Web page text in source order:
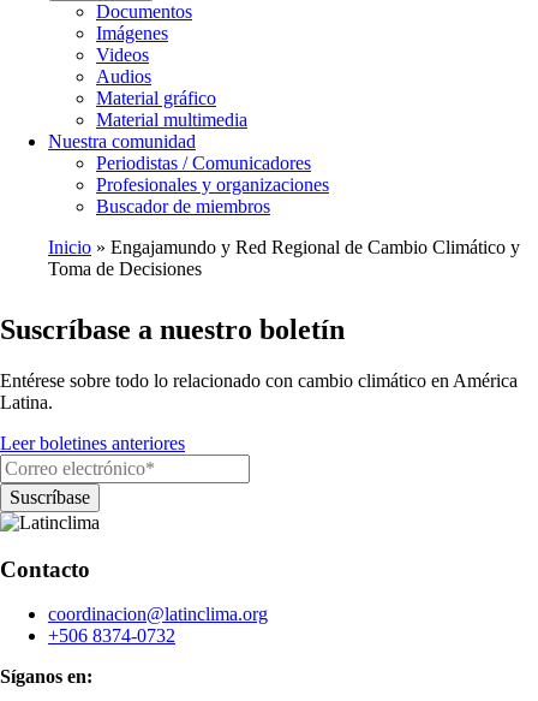
Documentos
Imágenes
Videos
Audios
Material gráfico
Material multimedia
Nuestra comunidad
Periodistas / Comunicadores
Profesionales y organizaciones
Buscador de miembros
Ruta
navegación
Inicio
Engajamundo y Red Regional de Cambio Climático y
Toma de Decisiones
Suscríbase a nuestro boletín
Entérese sobre todo lo relacionado con cambio climático en América
Latina.
Leer boletines anteriores
Contacto
coordinacion@latinclima.org
+506 8374-0732
Síganos en: